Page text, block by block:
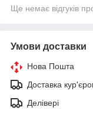
Ще немає відгуків
Умови доставки
Нова Пошта
Доставка
Делівері